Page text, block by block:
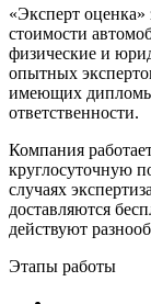
«Эксперт оценка»
стоимости
физические и
опытных
имеющих дипломы
ответственности.
Компания
круглосуточную
случаях
доставляются
действуют
Этапы работы